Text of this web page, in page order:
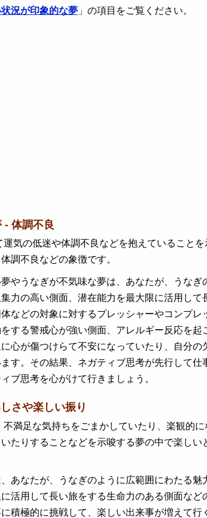
況が印象的な夢 」の項目をご覧ください。
- 体調不良
気の低迷や体調不良などを抱えていること
調不良などの象徴です。
やうなぎが不気味な夢は、あなたが、うな
力の高い側面、潜在能力を最大限に活用し
などの対象に対するプレッシャーやコンプ
する警戒心が強い側面、アレルギー反応を
心が傷つけらて不安になっていたり、自分
す。その結果、ネガティブ思考が先行して
ブ思考を心がけて行きましょう。
さや楽しい振り
満足な気持ちをごまかしていたり、楽観的
たりすることなどを示唆する夢の中で楽し
あなたが、うなぎのように広範囲にわたる
活用して長い旅をする生命力のある側面な
積極的に挑戦して、楽しい出来事が増えて